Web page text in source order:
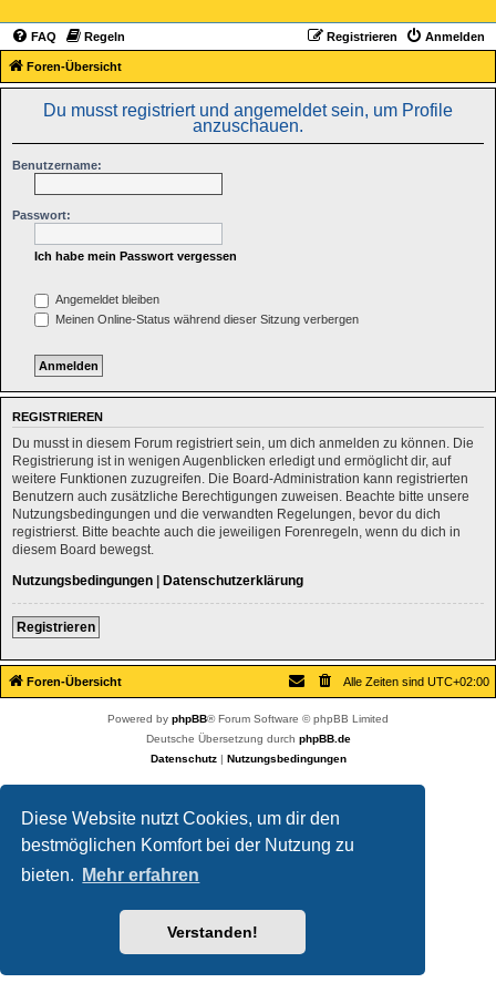
Diese Website nutzt Cookies, um dir den
bestmöglichen Komfort bei der Nutzung zu
bieten.
Mehr erfahren
Verstanden!
FAQ Regeln Anmelden
Registrieren
Foren-Übersicht
Du musst registriert und angemeldet sein, um Profile
anzuschauen.
Benutzername:
Passwort:
Ich habe mein Passwort vergessen
Angemeldet bleiben
Meinen Online-Status während dieser Sitzung verbergen
REGISTRIEREN
Du musst in diesem Forum registriert sein, um dich anmelden zu können. Die
Registrierung ist in wenigen Augenblicken erledigt und ermöglicht dir, auf
weitere Funktionen zuzugreifen. Die Board-Administration kann registrierten
Benutzern auch zusätzliche Berechtigungen zuweisen. Beachte bitte unsere
Nutzungsbedingungen und die verwandten Regelungen, bevor du dich
registrierst. Bitte beachte auch die jeweiligen Forenregeln, wenn du dich in
diesem Board bewegst.
Nutzungsbedingungen | Datenschutzerklärung
Registrieren
Foren-Übersicht Alle Zeiten sind UTC+02:00
Powered by phpBB® Forum Software © phpBB Limited
Deutsche Übersetzung durch phpBB.de
Datenschutz| Nutzungsbedingungen